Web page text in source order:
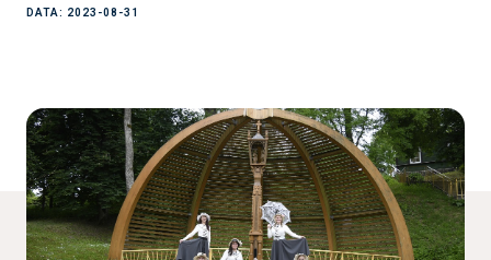
DATA: 2023-08-31